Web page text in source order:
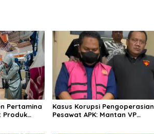
Pertamina
Produk
Kasus Korupsi Pengoperasian
Pesawat APK: Mantan VP